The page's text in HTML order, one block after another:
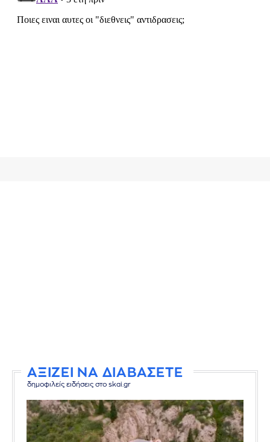
ΑΞΙΖΕΙ ΝΑ ΔΙΑΒΑΣΕΤΕ
δημοφιλείς ειδήσεις στο skai.gr